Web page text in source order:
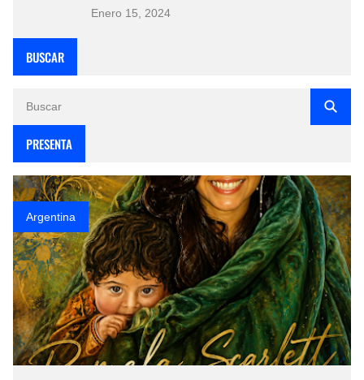
Enero 15, 2024
BUSCAR
PRESENTA
Argentina